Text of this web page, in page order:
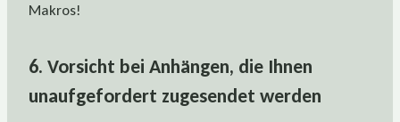
Makros!
6. Vorsicht bei Anhängen, die Ihnen
unaufgefordert zugesendet werden